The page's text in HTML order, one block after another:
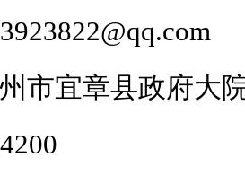
市宜章县政府大